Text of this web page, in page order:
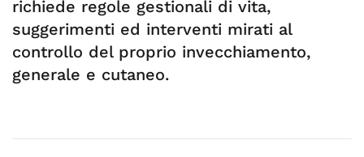
richiede regole gestionali di vita,
suggerimenti ed interventi mirati al
controllo del proprio invecchiamento,
generale e cutaneo.